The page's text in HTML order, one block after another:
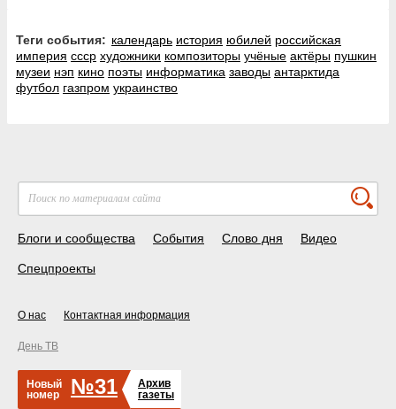
Теги события: календарь история юбилей российская
империя ссср художники композиторы учёные актёры пушкин
музеи нэп кино поэты информатика заводы антарктида
футбол газпром украинство
Блоги и сообщества События Слово дня Видео
Спецпроекты
О нас Контактная информация
День ТВ
Новый
номер
№31
Архив
газеты